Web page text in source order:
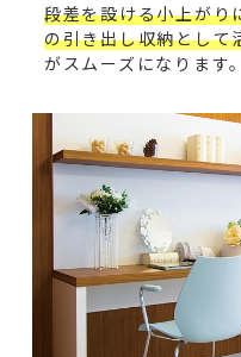
段差を設ける小上がり
の引き出し収納として
がスムーズになります。